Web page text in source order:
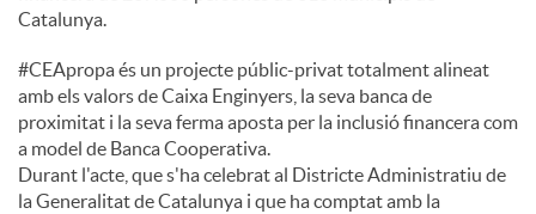
Catalunya.
#CEApropa és un projecte públic-privat totalment alineat
amb els valors de Caixa Enginyers, la seva banca de
proximitat i la seva ferma aposta per la inclusió financera com
a model de Banca Cooperativa.
Durant l'acte, que s'ha celebrat al Districte Administratiu de
la Generalitat de Catalunya i que ha comptat amb la